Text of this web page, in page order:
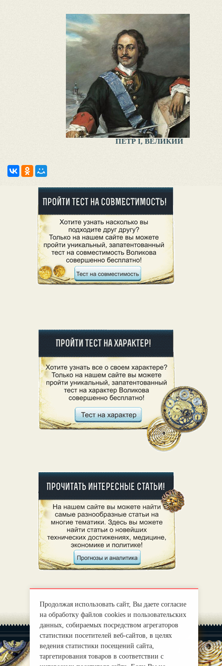
ПЕТР I, ВЕЛИКИЙ
Продолжая использовать сайт, Вы даете согласие
на обработку файлов cookies и пользовательских
данных, собираемых посредством агрегаторов
статистики посетителей веб-сайтов, в целях
ведения статистики посещений сайта,
таргетирования товаров в соответствии с